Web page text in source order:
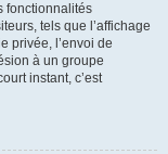
fonctionnalités
tels que l’affichage
privée, l’envoi de
à un groupe
instant, c’est